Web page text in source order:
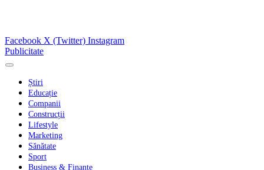
Facebook X (Twitter) Instagram
Publicitate
Știri
Educație
Companii
Construcții
Lifestyle
Marketing
Sănătate
Sport
Business & Finanțe